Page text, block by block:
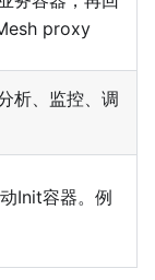
proxy
析、监控、调
Init容器。例